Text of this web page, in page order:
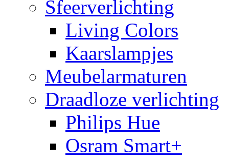
Sfeerverlichting
Living Colors
Kaarslampjes
Meubelarmaturen
Draadloze verlichting
Philips Hue
Osram Smart+